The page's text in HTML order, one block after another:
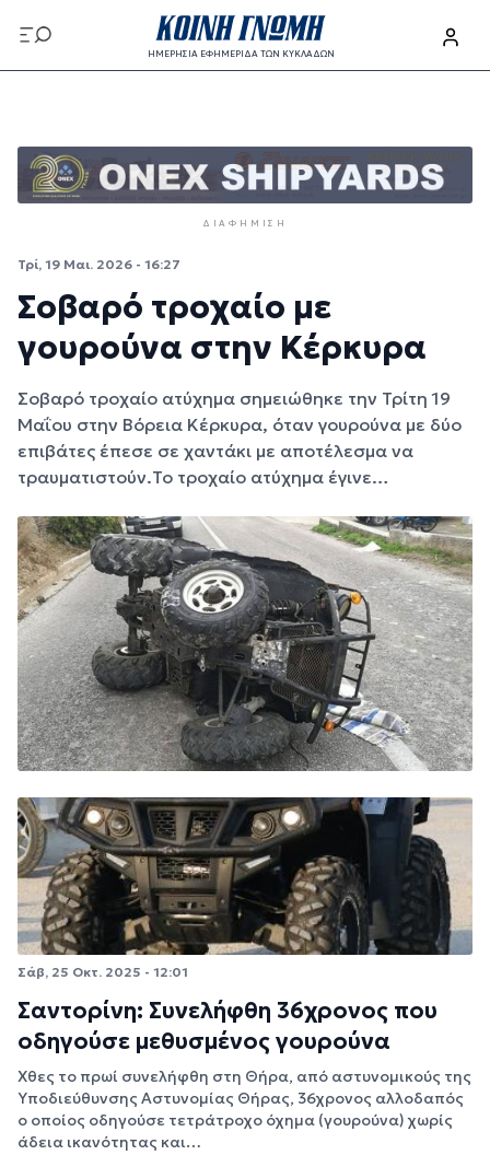
Παράκαμψη προς το κυρίως περιεχόμενο
ΗΜΕΡΗΣΙΑ ΕΦΗΜΕΡΙΔΑ ΤΩΝ ΚΥΚΛΑΔΩΝ
ΔΙΑΦΉΜΙΣΗ
Τρί, 19 Μαι. 2026 - 16:27
Σοβαρό τροχαίο με
γουρούνα στην Κέρκυρα
Σοβαρό τροχαίο ατύχημα σημειώθηκε την Τρίτη 19
Μαΐου στην Βόρεια Κέρκυρα, όταν γουρούνα με δύο
επιβάτες έπεσε σε χαντάκι με αποτέλεσμα να
τραυματιστούν.Το τροχαίο ατύχημα έγινε…
Σάβ, 25 Οκτ. 2025 - 12:01
Σαντορίνη: Συνελήφθη 36χρονος που
οδηγούσε μεθυσμένος γουρούνα
Χθες το πρωί συνελήφθη στη Θήρα, από αστυνομικούς της
Υποδιεύθυνσης Αστυνομίας Θήρας, 36χρονος αλλοδαπός
ο οποίος οδηγούσε τετράτροχο όχημα (γουρούνα) χωρίς
άδεια ικανότητας και…